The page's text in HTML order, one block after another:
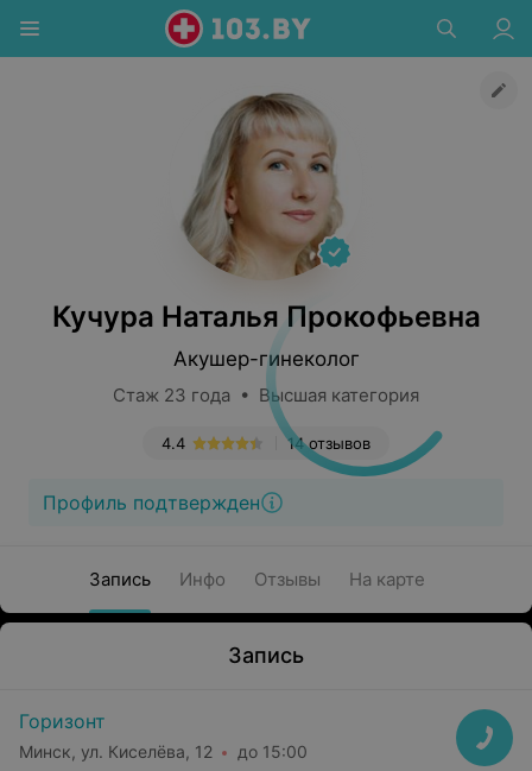
Кучура Наталья Прокофьевна
Акушер-гинеколог
Стаж 23 года • Высшая категория
14 отзывов
4.4
Профиль подтвержден
Запись Инфо Отзывы На карте
Запись
Горизонт
Минск, ул. Киселёва, 12 до 15:00